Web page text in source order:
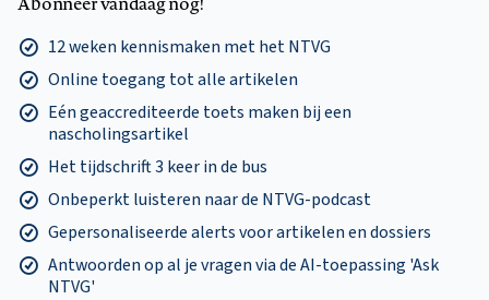
12 weken kennismaken met het NTVG
Online toegang tot alle artikelen
Eén geaccrediteerde toets maken bij een
nascholingsartikel
Het tijdschrift 3 keer in de bus
Onbeperkt luisteren naar de NTVG-podcast
Gepersonaliseerde alerts voor artikelen en dossiers
Antwoorden op al je vragen via de AI-toepassing 'Ask
NTVG'